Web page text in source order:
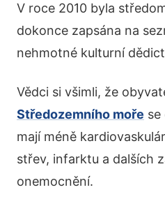
V roce 2010 byla
dokonce zapsána na
nehmotné kulturní
Vědci si všimli, že
Středozemního moře se
mají méně
střev, infarktu a dalších
onemocnění.